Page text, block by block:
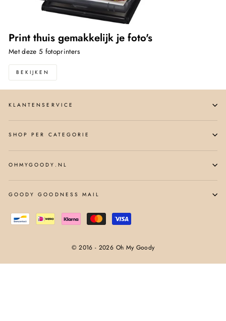
Print thuis gemakkelijk je foto's
Met deze 5 fotoprinters
BEKIJKEN
KLANTENSERVICE
SHOP PER CATEGORIE
OHMYGOODY.NL
GOODY GOODNESS MAIL
© 2016 - 2026 Oh My Goody